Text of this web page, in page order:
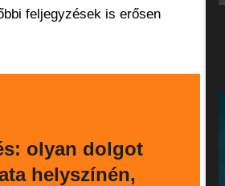
feljegyzések is erősen
olyan dolgot
helyszínén,